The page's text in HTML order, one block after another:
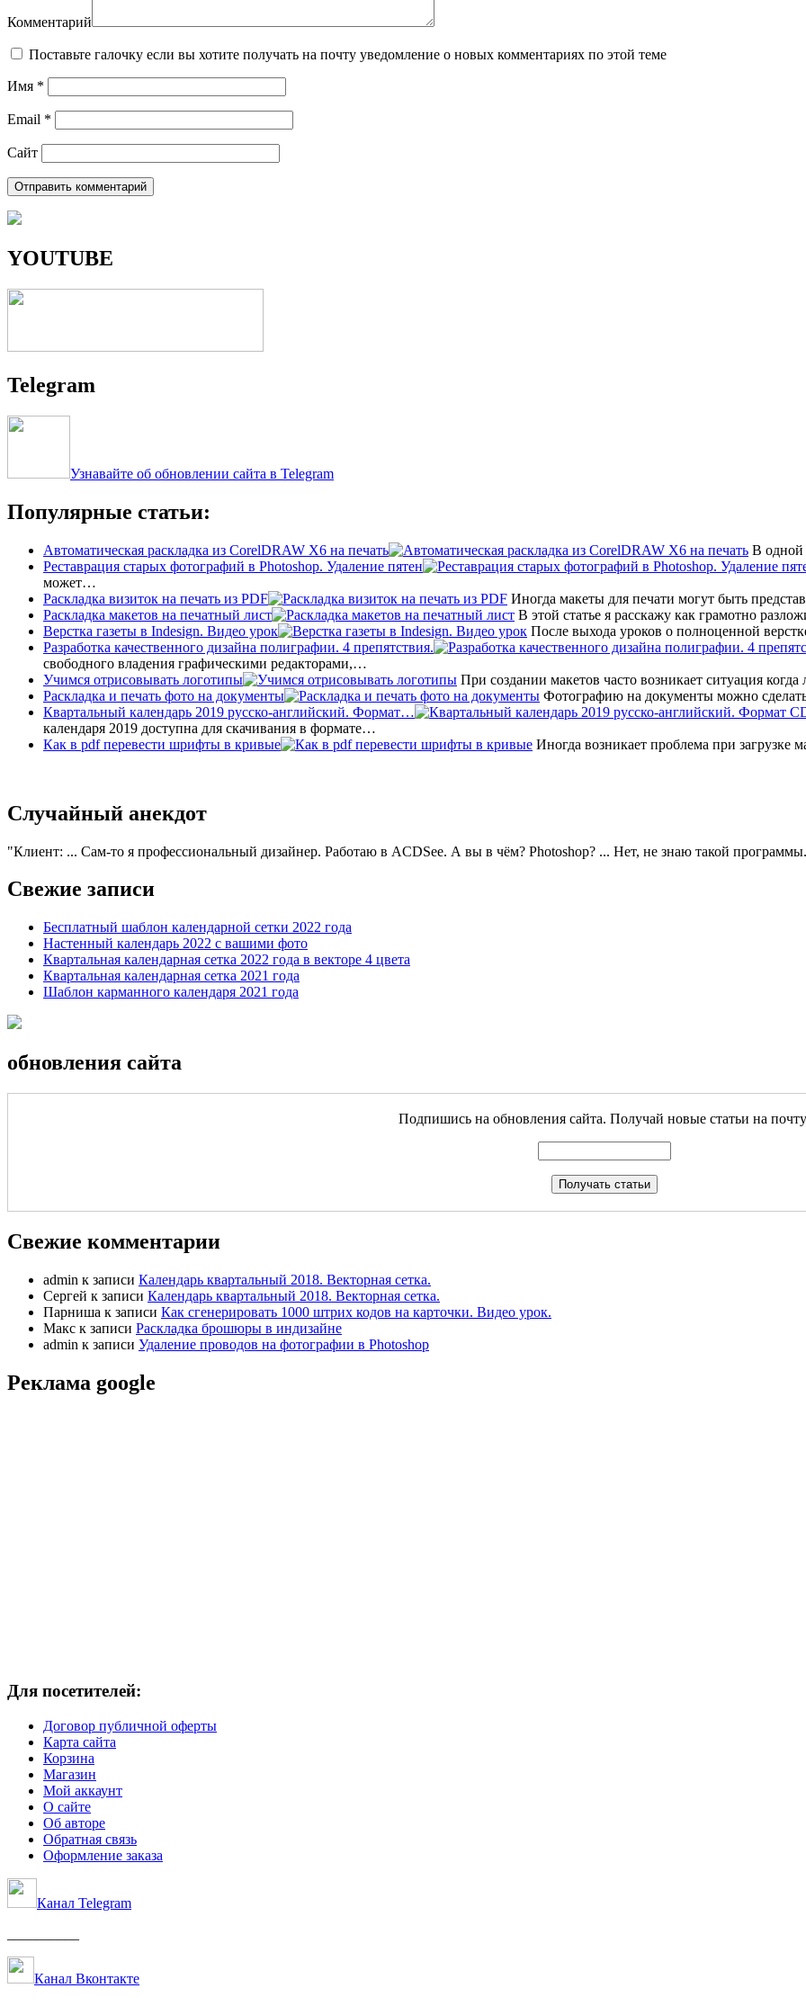
Комментарий
Поставьте галочку если вы хотите получать на почту уведомление о новых комментариях по этой теме
Имя *
Email *
Сайт
YOUTUBE
Telegram
Узнавайте об обновлении сайта в Telegram
Популярные статьи:
Автоматическая раскладка из CorelDRAW X6 на печать
В одной
Реставрация старых фотографий в Photoshop. Удаление пятен
может…
Раскладка визиток на печать из PDF
Иногда макеты для печати могут быть
Раскладка макетов на печатный лист
В этой статье я расскажу как грамотно
Верстка газеты в Indesign. Видео урок
После выхода уроков о полноценной
Разработка качественного дизайна полиграфии. 4 препятствия.
свободного владения графическими редакторами,…
Учимся отрисовывать логотипы
При создании макетов часто возникает ситуация
Раскладка и печать фото на документы
Фотографию на документы можно
Квартальный календарь 2019 русско-английский. Формат…
календаря 2019 доступна для скачивания в формате…
Как в pdf перевести шрифты в кривые
Иногда возникает проблема при
Случайный анекдот
Клиент: ... Сам-то я профессиональный дизайнер. Работаю в ACDSee. А вы в чём? Photoshop? ... Нет, не знаю такой
Свежие записи
Бесплатный шаблон календарной сетки 2022 года
Настенный календарь 2022 с вашими фото
Квартальная календарная сетка 2022 года в векторе 4 цвета
Квартальная календарная сетка 2021 года
Шаблон карманного календаря 2021 года
обновления сайта
Подпишись на обновления сайта. Получай новые статьи на
Свежие комментарии
admin к записи Календарь квартальный 2018. Векторная сетка.
Сергей к записи Календарь квартальный 2018. Векторная сетка.
Парниша к записи Как сгенерировать 1000 штрих кодов на карточки. Видео урок.
Макс к записи Раскладка брошюры в индизайне
admin к записи Удаление проводов на фотографии в Photoshop
Реклама google
Для посетителей:
Договор публичной оферты
Карта сайта
Корзина
Магазин
Мой аккаунт
О сайте
Об авторе
Обратная связь
Оформление заказа
Канал Telegram
Канал Вконтакте